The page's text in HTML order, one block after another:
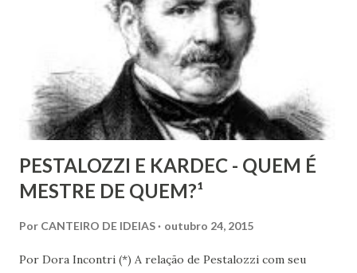
adoção como prática institucional do Espiritismo. Há
profunda diferença entre reconhecer a existência de um
recurso terapêutico e convertê-lo em atividade da Casa
Espírita.
PESTALOZZI E KARDEC - QUEM É
MESTRE DE QUEM?¹
Por CANTEIRO DE IDEIAS outubro 24, 2015
Por Dora Incontri (*) A relação de Pestalozzi com seu